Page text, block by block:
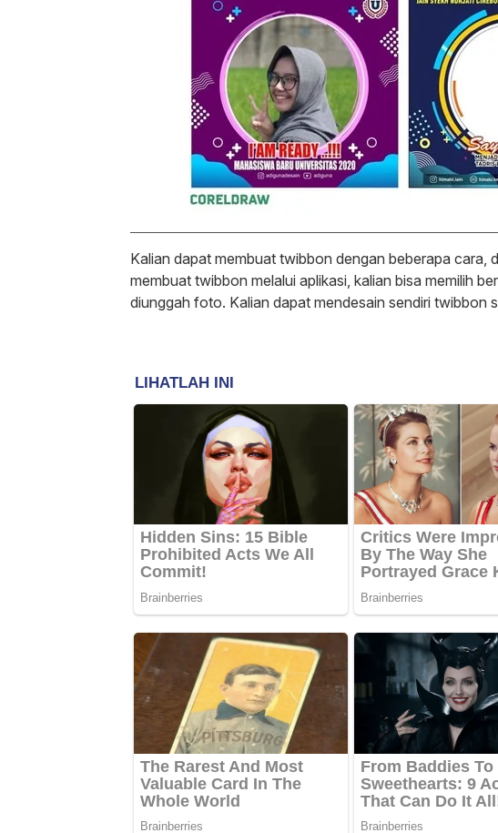
Kalian dapat membuat twibbon dengan beberapa cara,
membuat twibbon melalui aplikasi, kalian bisa memilih
diunggah foto. Kalian dapat mendesain sendiri twibbon